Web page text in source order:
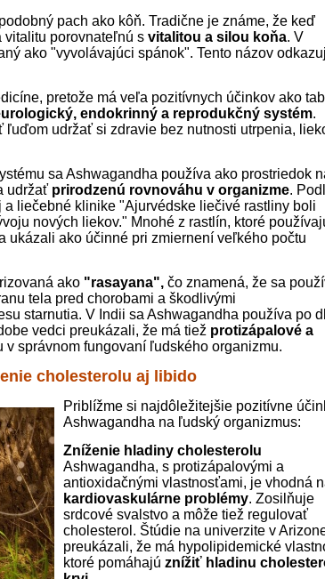
pach ako kôň. Tradične je známe, že keď
vitalitu porovnateľnú s vitalitou a silou koňa. V
ako "vyvolávajúci spánok". Tento názov
pretože má veľa pozitívnych účinkov ako
endokrinný a reprodukčný systém.
udržať si zdravie bez nutnosti utrpenia,
sa Ashwagandha používa ako prostriedok
udržať prirodzenú rovnováhu v organizme.
liečebné klinike "Ajurvédske liečivé rastliny boli
nových liekov." Mnohé z rastlín, ktoré
ukázali ako účinné pri zmiernení veľkého počtu
ako "rasayana", čo znamená, že sa
tela pred chorobami a škodlivými
starnutia. V Indii sa Ashwagandha používa po
vedci preukázali, že má tiež protizápalové a
v správnom fungovaní ľudského organizmu.
cholesterolu aj libido
Priblížme si najdôležitejšie pozitívne
Ashwagandha na ľudský organizmus:
Zníženie hladiny cholesterolu
Ashwagandha, s protizápalovými a
antioxidačnými vlastnosťami, je vhodná
kardiovaskulárne problémy. Zosilňuje
srdcové svalstvo a môže tiež regulovať
cholesterol. Štúdie na univerzite v
preukázali, že má hypolipidemické
ktoré pomáhajú znížiť hladinu